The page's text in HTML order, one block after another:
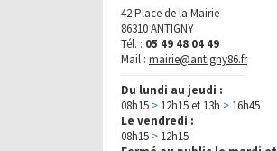
42 Place de la Mairie
86310 ANTIGNY
Tél. : 05 49 48 04 49
Mail : mairie@antigny86.fr
Du lundi au jeudi :
08h15 > 12h15 et 13h > 16h45
Le vendredi :
08h15 > 12h15